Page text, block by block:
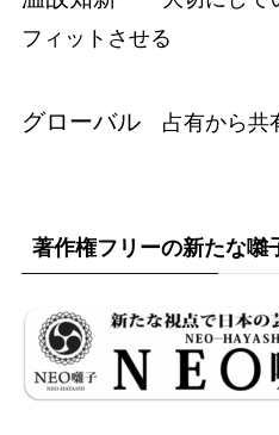
フィットさせる
グローバル占有から共
著作権フリーの新たな囃